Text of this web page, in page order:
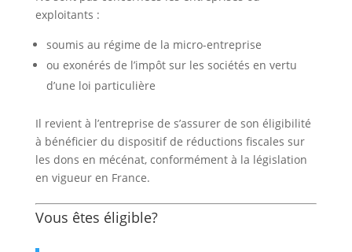
exploitants :
soumis au régime de la micro-entreprise
ou exonérés de l’impôt sur les sociétés en vertu
d’une loi particulière
Il revient à l’entreprise de s’assurer de son éligibilité
à bénéficier du dispositif de réductions fiscales sur
les dons en mécénat, conformément à la législation
en vigueur en France.
Vous êtes éligible?